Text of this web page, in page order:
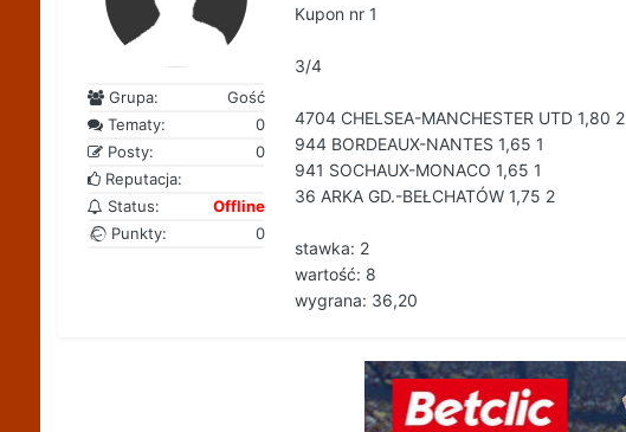
Grupa:
Gość
Tematy:
0
Posty:
0
Reputacja:
Status:
Offline
Punkty:
0
Kupon nr 1
3/4
4704 CHELSEA-MANCHESTER UTD 1,80 2
944 BORDEAUX-NANTES 1,65 1
941 SOCHAUX-MONACO 1,65 1
36 ARKA GD.-BEŁCHATÓW 1,75 2
stawka: 2
wartość: 8
wygrana: 36,20